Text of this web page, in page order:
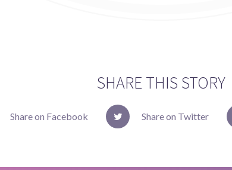
SHARE THIS STORY
Share on Facebook Share on Twitter